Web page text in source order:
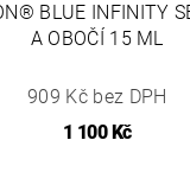
BLUE INFINITY
A OBOČÍ 15 ML
909 Kč bez DPH
1 100 Kč